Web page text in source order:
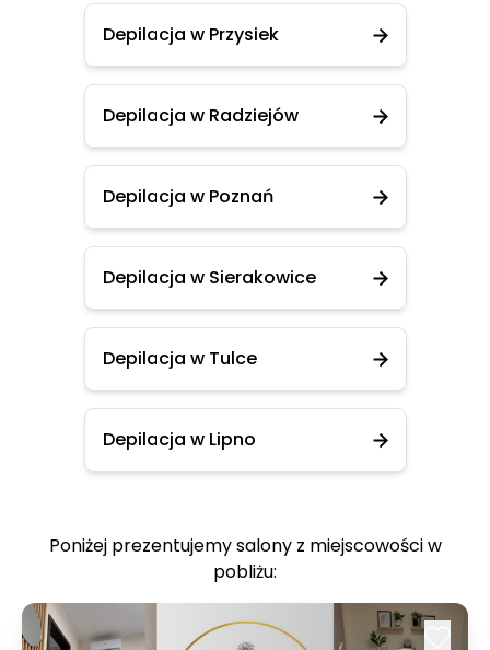
Depilacja w Przysiek
Depilacja w Radziejów
Depilacja w Poznań
Depilacja w Sierakowice
Depilacja w Tulce
Depilacja w Lipno
Poniżej prezentujemy salony z miejscowości w
pobliżu: